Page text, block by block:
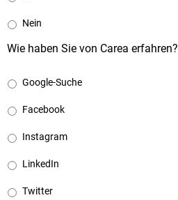
Nein
Wie haben Sie von Carea erfahren?
Google-Suche
Facebook
Instagram
LinkedIn
Twitter